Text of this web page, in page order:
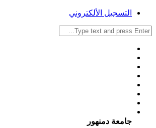
التسجيل الألكتروني
جامعة دمنهور